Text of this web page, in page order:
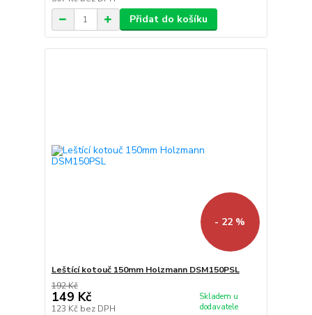
Přidat do košíku
- 22 %
Leštící kotouč 150mm Holzmann DSM150PSL
192 Kč
149 Kč
123 Kč bez DPH
Skladem u
dodavatele